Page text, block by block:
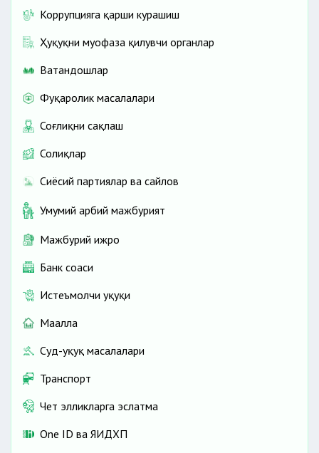
Коррупцияга қарши курашиш
Ҳуқуқни муҳофаза қилувчи органлар
Ватандошлар
Фуқаролик масалалари
Соғлиқни сақлаш
Солиқлар
Сиёсий партиялар ва сайлов
Умумий ҳарбий мажбурият
Мажбурий ижро
Банк соҳаси
Истеъмолчи ҳуқуқи
Маҳалла
Суд-ҳуқуқ масалалари
Транспорт
Чет элликларга эслатма
One ID ва ЯИДХП